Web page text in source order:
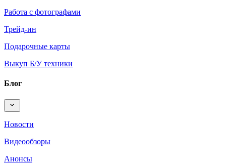
Работа с фотографами
Трейд-ин
Подарочные карты
Выкуп Б/У техники
Блог
Новости
Видеообзоры
Анонсы